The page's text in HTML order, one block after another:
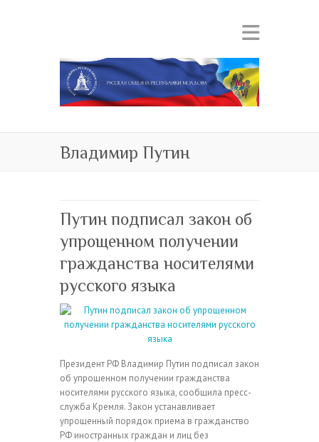
Владимир Путин
Путин подписал закон об
упрощенном получении
гражданства носителями
русского языка
Президент РФ Владимир Путин подписал закон
об упрощенном получении гражданства
носителями русского языка, сообщила пресс-
служба Кремля. Закон устанавливает
упрощенный порядок приема в гражданство
РФ иностранных граждан и лиц без